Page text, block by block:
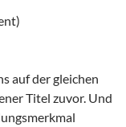
auf der gleichen
Titel zuvor. Und